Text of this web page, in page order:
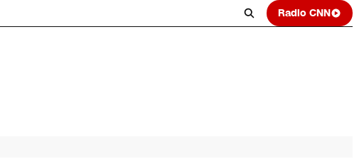
Radio CNN